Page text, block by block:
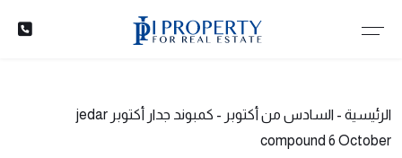
الرئيسية - السادس من أكتوبر -
كمبوند جدار أكتوبر jedar
compound 6 October